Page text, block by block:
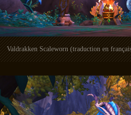
Valdrakken Scaleworn (traduction en